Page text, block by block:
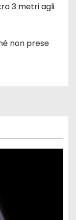
3 metri agli
non prese